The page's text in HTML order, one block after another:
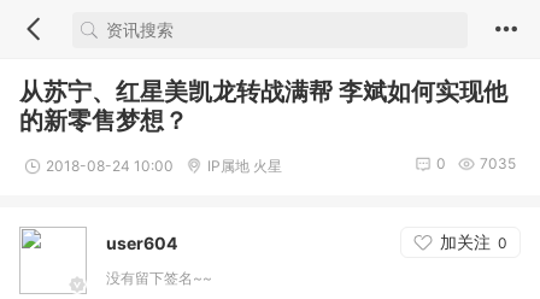
从苏宁、红星美凯龙转战满帮 李斌如何实现他
的新零售梦想？
2018-08-24 10:00 IP属地 火星 7035
0
user604 加关注 0
没有留下签名~~